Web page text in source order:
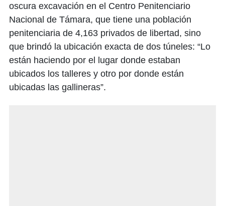
oscura excavación en el Centro Penitenciario
Nacional de Támara, que tiene una población
penitenciaria de 4,163 privados de libertad, sino
que brindó la ubicación exacta de dos túneles: “Lo
están haciendo por el lugar donde estaban
ubicados los talleres y otro por donde están
ubicadas las gallineras”.